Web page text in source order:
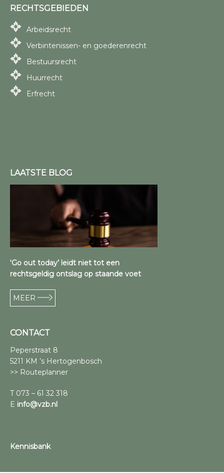
RECHTSGEBIEDEN
Arbeidsrecht
Verbintenissen- en goederenrecht
Bestuursrecht
Huurrecht
Erfrecht
LAATSTE BLOG
‘Go out today’ leidt niet tot een
rechtsgeldig ontslag op staande voet
MEER
CONTACT
Peperstraat 8
5211 KM ’s Hertogenbosch
>> Routeplanner
T 073 – 61 32 318
E info@vzb.nl
Kennisbank